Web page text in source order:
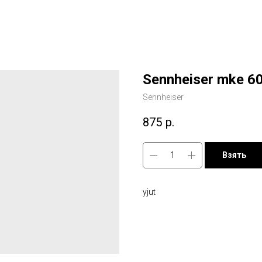
Sennheiser mke
Sennheiser
875 р.
Взять
yjut